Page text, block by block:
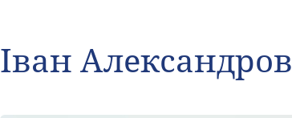
Іван Александров